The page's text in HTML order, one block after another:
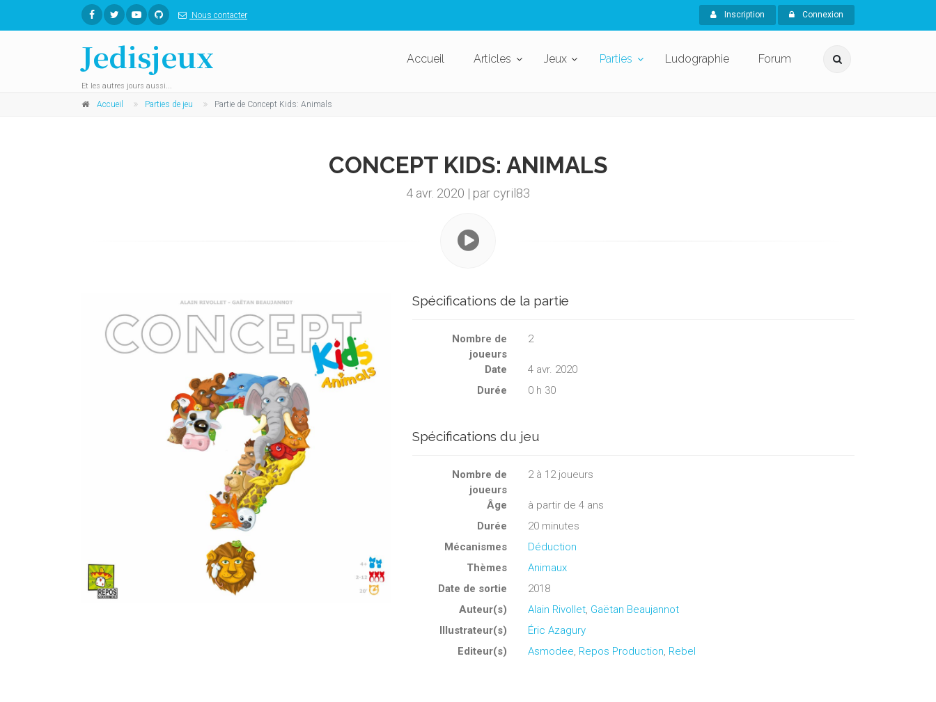
Nous contacter Inscription Connexion
Jedisjeux
Et les autres jours aussi...
Accueil Articles Jeux Parties Ludographie Forum
Accueil Parties de jeu Partie de Concept Kids: Animals
CONCEPT KIDS: ANIMALS
4 avr. 2020 | par cyril83
Spécifications de la partie
Nombre de
joueurs
2
Date
4 avr. 2020
Durée
0 h 30
Spécifications du jeu
Nombre de
joueurs
2à 12joueurs
Âge
à partir de 4 ans
Durée
20 minutes
Mécanismes
Déduction
Thèmes
Animaux
Date de sortie
2018
Auteur(s)
Alain Rivollet, Gaëtan Beaujannot
Illustrateur(s)
Éric Azagury
Editeur(s)
Asmodee, Repos Production, Rebel